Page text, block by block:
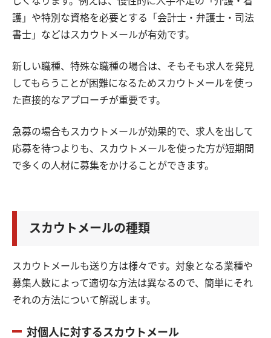
護」や特別な資格を必要とする「会計士・弁護士・司法
書士」などはスカウトメールが有効です。
新しい職種、特殊な職種の場合は、そもそも求人を発見
してもらうことが困難になるためスカウトメールを使っ
た直接的なアプローチが重要です。
急募の場合もスカウトメールが効果的で、求人を出して
応募を待つよりも、スカウトメールを使った方が短期間
で多くの人材に募集をかけることができます。
スカウトメールの種類
スカウトメールも送り方は様々です。対象となる業種や
募集人数によって適切な方法は異なるので、簡単にそれ
ぞれの方法について解説します。
対個人に対するスカウトメール